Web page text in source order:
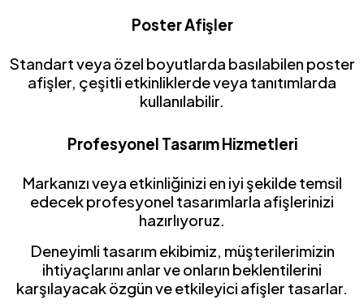
Poster Afişler
Standart veya özel boyutlarda basılabilen poster
afişler, çeşitli etkinliklerde veya tanıtımlarda
kullanılabilir.
Profesyonel Tasarım Hizmetleri
Markanızı veya etkinliğinizi en iyi şekilde temsil
edecek profesyonel tasarımlarla afişlerinizi
hazırlıyoruz.
Deneyimli tasarım ekibimiz, müşterilerimizin
ihtiyaçlarını anlar ve onların beklentilerini
karşılayacak özgün ve etkileyici afişler tasarlar.